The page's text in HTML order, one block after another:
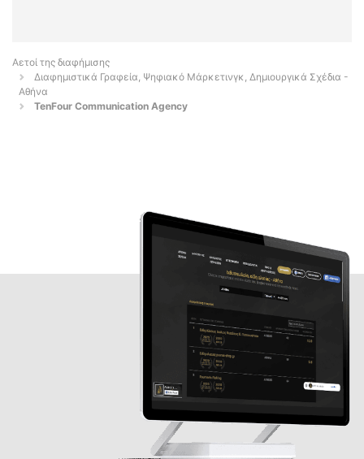
Αετοί της διαφήμισης
Διαφημιστικά Γραφεία, Ψηφιακό Μάρκετινγκ, Δημιουργικά Σχέδια -
Αθήνα
TenFour Communication Agency